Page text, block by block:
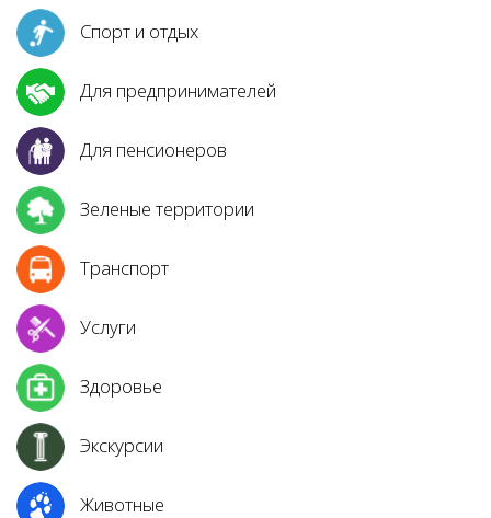
Спорт и отдых
Для предпринимателей
Для пенсионеров
Зеленые территории
Транспорт
Услуги
Здоровье
Экскурсии
Животные